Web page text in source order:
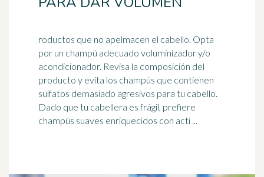
roductos que no apelmacen el cabello. Opta
por un champú adecuado voluminizador y/o
acondicionador. Revisa la composición del
producto y evita los champús que contienen
sulfatos demasiado agresivos para tu cabello.
Dado que tu cabellera es frágil, prefiere
champús suaves enriquecidos con acti ...